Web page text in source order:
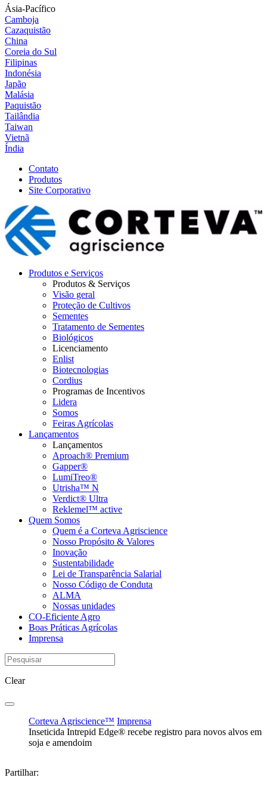
Ásia-Pacífico
Camboja
Cazaquistão
China
Coreia do Sul
Filipinas
Indonésia
Japão
Malásia
Paquistão
Tailândia
Taiwan
Vietnã
Índia
Contato
Produtos
Site Corporativo
Produtos e Serviços
Produtos & Serviços
Visão geral
Proteção de Cultivos
Sementes
Tratamento de Sementes
Biológicos
Licenciamento
Enlist
Biotecnologias
Cordius
Programas de Incentivos
Lidera
Somos
Feiras Agrícolas
Lançamentos
Lançamentos
Aproach® Premium
Gapper®
LumiTreo®
Utrisha™ N
Verdict® Ultra
Reklemel™ active
Quem Somos
Quem é a Corteva Agriscience
Nosso Propósito & Valores
Inovação
Sustentabilidade
Lei de Transparência Salarial
Nosso Código de Conduta
ALMA
Nossas unidades
CO-Eficiente Agro
Boas Práticas Agrícolas
Imprensa
Clear
Corteva Agriscience™ Imprensa
Inseticida Intrepid Edge® recebe registro para novos alvos em
soja e amendoim
Partilhar: